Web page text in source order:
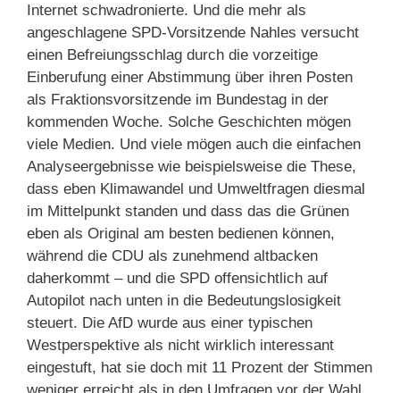
Internet schwadronierte. Und die mehr als
angeschlagene SPD-Vorsitzende Nahles versucht
einen Befreiungsschlag durch die vorzeitige
Einberufung einer Abstimmung über ihren Posten
als Fraktionsvorsitzende im Bundestag in der
kommenden Woche. Solche Geschichten mögen
viele Medien. Und viele mögen auch die einfachen
Analyseergebnisse wie beispielsweise die These,
dass eben Klimawandel und Umweltfragen diesmal
im Mittelpunkt standen und dass das die Grünen
eben als Original am besten bedienen können,
während die CDU als zunehmend altbacken
daherkommt – und die SPD offensichtlich auf
Autopilot nach unten in die Bedeutungslosigkeit
steuert. Die AfD wurde aus einer typischen
Westperspektive als nicht wirklich interessant
eingestuft, hat sie doch mit 11 Prozent der Stimmen
weniger erreicht als in den Umfragen vor der Wahl